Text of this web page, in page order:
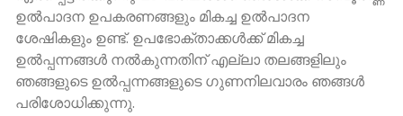
ഉൽപാദന ഉപകരണങ്ങളും മികച്ച ഉൽപാദന
ശേഷികളും ഉണ്ട്. ഉപഭോക്താക്കൾക്ക് മികച്ച
ഉൽപ്പന്നങ്ങൾ നൽകുന്നതിന് എല്ലാ തലങ്ങളിലും
ഞങ്ങളുടെ ഉൽപ്പന്നങ്ങളുടെ ഗുണനിലവാരം ഞങ്ങൾ
പരിശോധിക്കുന്നു.